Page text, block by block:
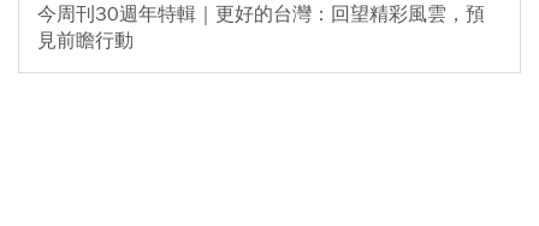
今周刊30週年特輯｜更好的台灣：回望精彩風雲，預
見前瞻行動